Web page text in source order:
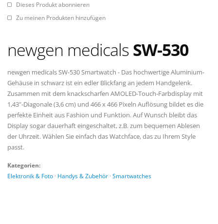
Dieses Produkt abonnieren
Zu meinen Produkten hinzufügen
newgen medicalsSW-530
newgen medicals SW-530 Smartwatch - Das hochwertige Aluminium-
Gehäuse in schwarz ist ein edler Blickfang an jedem Handgelenk.
Zusammen mit dem knackscharfen AMOLED-Touch-Farbdisplay mit
1,43"-Diagonale (3,6 cm) und 466 x 466 Pixeln Auflösung bildet es die
perfekte Einheit aus Fashion und Funktion. Auf Wunsch bleibt das
Display sogar dauerhaft eingeschaltet, z.B. zum bequemen Ablesen
der Uhrzeit. Wählen Sie einfach das Watchface, das zu Ihrem Style
passt.
Kategorien:
Elektronik & Foto · Handys & Zubehör · Smartwatches